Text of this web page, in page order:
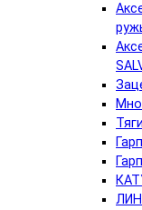
Тяги